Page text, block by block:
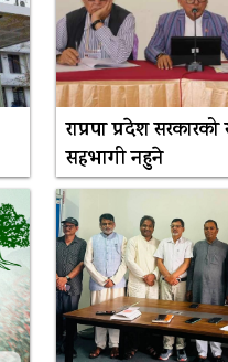
राप्रपा प्रदेश
सहभागी नहुने